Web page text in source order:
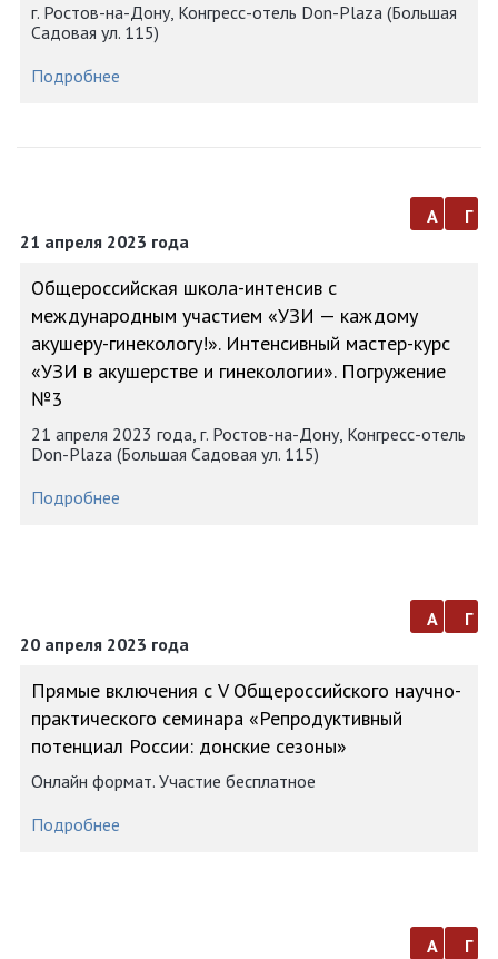
г. Ростов-на-Дону, Конгресс-отель Don-Plaza (Большая
Садовая ул. 115)
Подробнее
21 апреля 2023 года
а г
Общероссийская школа-интенсив с
международным участием «УЗИ — каждому
акушеру-гинекологу!». Интенсивный мастер-курс
«УЗИ в акушерстве и гинекологии». Погружение
№3
21 апреля 2023 года, г. Ростов-на-Дону, Конгресс-отель
Don-Plaza (Большая Садовая ул. 115)
Подробнее
20 апреля 2023 года
а г
Прямые включения с V Общероссийского научно-
практического семинара «Репродуктивный
потенциал России: донские сезоны»
Онлайн формат. Участие бесплатное
Подробнее
а г